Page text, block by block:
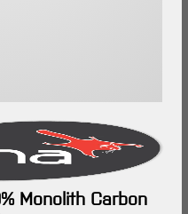
Monolith Carbon